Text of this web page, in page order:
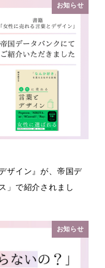
お知らせ
ザイン』が、帝国デ
」で紹介されまし
お知らせ